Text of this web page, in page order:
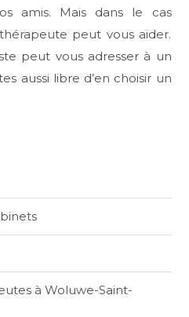
amis. Mais dans le cas
peut vous aider.
peut vous adresser à un
aussi libre d’en choisir un
à Woluwe-Saint-